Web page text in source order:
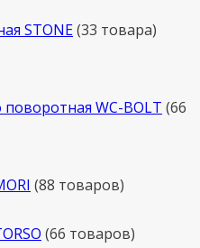
STONE 33 товара
поворотная WC-BOLT 66
88 товаров
66 товаров